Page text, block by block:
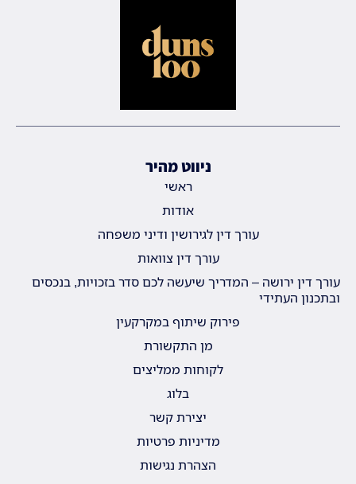
ניווט מהיר
ראשי
אודות
עורך דין לגירושין ודיני משפחה
עורך דין צוואות
עורך דין ירושה – המדריך שיעשה לכם סדר בזכויות, בנכסים
ובתכנון העתידי
פירוק שיתוף במקרקעין
מן התקשורת
לקוחות ממליצים
בלוג
יצירת קשר
מדיניות פרטיות
הצהרת נגישות